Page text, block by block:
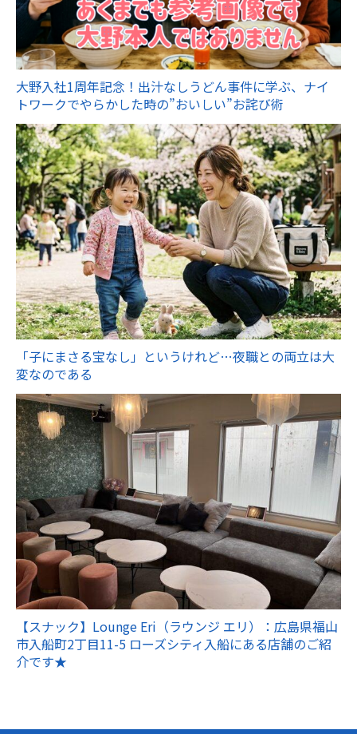
大野入社1周年記念！出汁なしうどん事件に学ぶ、ナイ
トワークでやらかした時の”おいしい”お詫び術
「子にまさる宝なし」というけれど…夜職との両立は大
変なのである
【スナック】Lounge Eri（ラウンジ エリ）：広島県福山
市入船町2丁目11-5 ローズシティ入船にある店舗のご紹
介です★